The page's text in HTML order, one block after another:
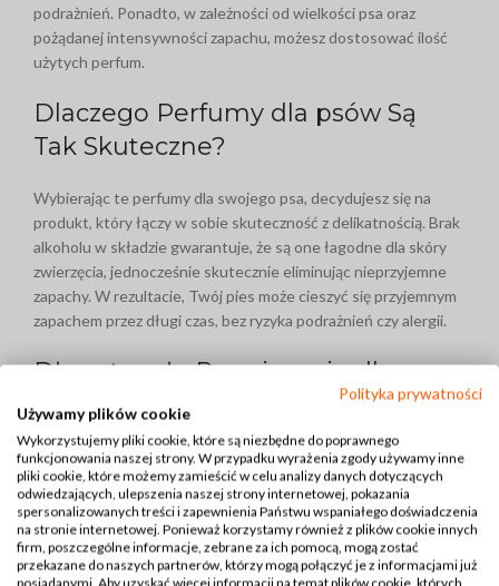
podrażnień. Ponadto, w zależności od wielkości psa oraz
pożądanej intensywności zapachu, możesz dostosować ilość
użytych perfum.
Dlaczego Perfumy dla psów Są
Tak Skuteczne?
Wybierając te perfumy dla swojego psa, decydujesz się na
produkt, który łączy w sobie skuteczność z delikatnością. Brak
alkoholu w składzie gwarantuje, że są one łagodne dla skóry
zwierzęcia, jednocześnie skutecznie eliminując nieprzyjemne
zapachy. W rezultacie, Twój pies może cieszyć się przyjemnym
zapachem przez długi czas, bez ryzyka podrażnień czy alergii.
Długotrwałe Rozwiązanie dla
Twojego Pupila
Dzięki pojemności 150 ml, perfumy Over Zoo są nie tylko
skuteczne, ale również ekonomiczne. Oznacza to, że jedna
butelka wystarczy na wiele miesięcy regularnego stosowania,
co czyni je ekonomicznym wyborem dla każdego właściciela
psa. Ponadto, regularne stosowanie perfum zapewnia, że Twój
pupil będzie zawsze pachniał świeżo, niezależnie od sytuacji.
Polityka prywatności
Używamy plików cookie
Wykorzystujemy pliki cookie, które są niezbędne do poprawnego
funkcjonowania naszej strony. W przypadku wyrażenia zgody używamy inne
pliki cookie, które możemy zamieścić w celu analizy danych dotyczących
odwiedzających, ulepszenia naszej strony internetowej, pokazania
spersonalizowanych treści i zapewnienia Państwu wspaniałego doświadczenia
na stronie internetowej. Ponieważ korzystamy również z plików cookie innych
firm, poszczególne informacje, zebrane za ich pomocą, mogą zostać
przekazane do naszych partnerów, którzy mogą połączyć je z informacjami już
posiadanymi. Aby uzyskać więcej informacji na temat plików cookie, których